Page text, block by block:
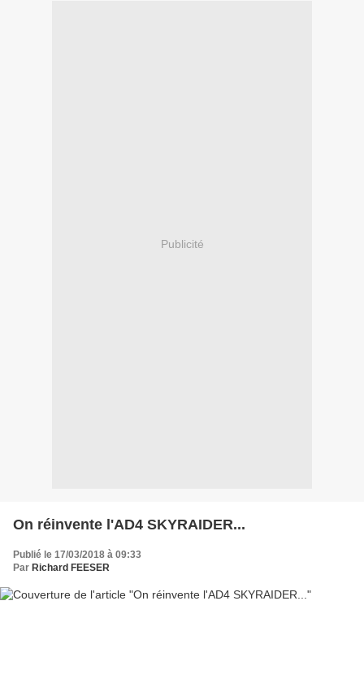
Publicité
On réinvente l'AD4 SKYRAIDER...
Publié le 17/03/2018 à 09:33
Par Richard FEESER